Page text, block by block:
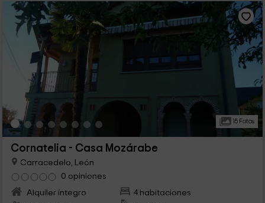
15 Fotos
Cornatelia - Casa Mozárabe
Carracedelo, León
0 opiniones
Alquiler íntegro
4 habitaciones